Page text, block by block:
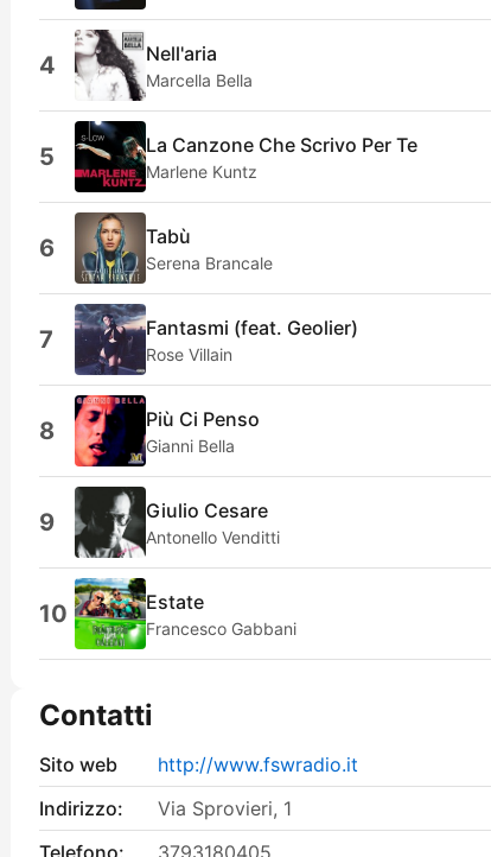
4 Nell'aria
Marcella Bella
5 La Canzone Che Scrivo Per Te
Marlene Kuntz
6 Tabù
Serena Brancale
7 Fantasmi (feat. Geolier)
Rose Villain
8 Più Ci Penso
Gianni Bella
9 Giulio Cesare
Antonello Venditti
10 Estate
Francesco Gabbani
Contatti
Sito web
http://www.fswradio.it
Indirizzo:
Via Sprovieri, 1